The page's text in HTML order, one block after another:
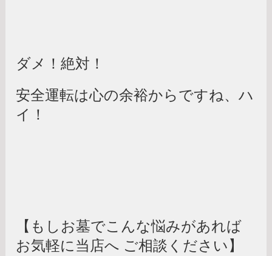
ダメ！絶対！
安全運転は心の余裕からですね、ハ
イ！
【もしお墓でこんな悩みがあれば
お気軽に当店へ ご相談ください】